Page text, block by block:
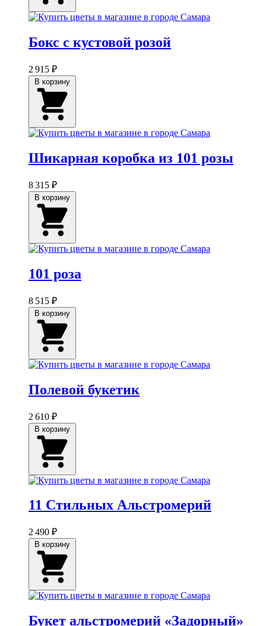
Бокс с кустовой розой
2 915 ₽
Шикарная коробка из 101 розы
8 315 ₽
101 роза
8 515 ₽
Полевой букетик
2 610 ₽
11 Стильных Альстромерий
2 490 ₽
Букет альстромерий «Задорный»